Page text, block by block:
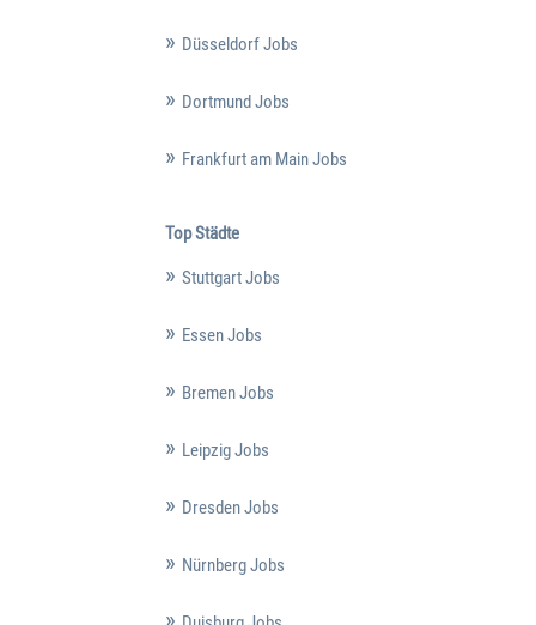
Düsseldorf Jobs
Dortmund Jobs
Frankfurt am Main Jobs
Top Städte
Stuttgart Jobs
Essen Jobs
Bremen Jobs
Leipzig Jobs
Dresden Jobs
Nürnberg Jobs